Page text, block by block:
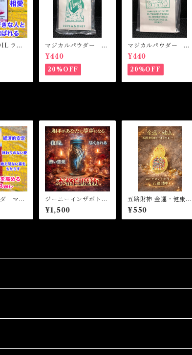
ラブ
思相
マジカルパウダー ラ
ブ&マネー Magical
Powder LOVE&MO
NEY
¥440
20%OFF
マジカルパウダー マ
ネードローイング M
agical Powder MO
NEY DRAWING
¥440
20%OFF
ダ マジ
インセ
BUD
Stick
ジーニーインザボト
ル 願望成就 引き寄
せ
¥1,500
五路財神 金運・健康守
護 ゴールドプレート
¥550